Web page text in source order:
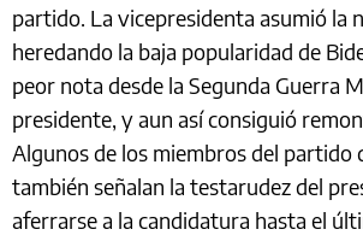
partido. La vicepresidenta asumió la
heredando la baja popularidad de
peor nota desde la Segunda Guerra
presidente, y aun así consiguió
Algunos de los miembros del partido
también señalan la testarudez del
aferrarse a la candidatura hasta el